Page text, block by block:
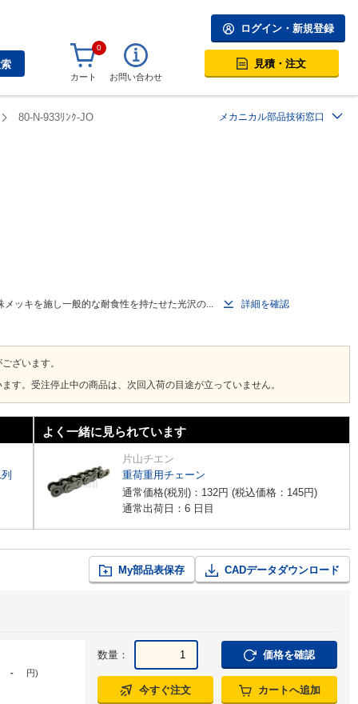
ログイン・新規登録
0
カート お問い合わせ
見積・注文
80-N-933ﾘﾝｸ-JO メカニカル部品技術窓口
ッキを施し一般的な耐食性を持たせた光沢の... 詳細を確認
ざいます。
す。受注停止中の商品は、次回入荷の目途が立っていません。
よく一緒に見られています
片山チエン
重荷重用チェーン
通常価格(税別)： 132円 (税込価格： 145円)
通常出荷日：6 日目
My部品表保存 CADデータダウンロード
- 円)
数量： 価格を確認
今すぐ注文 カートへ追加